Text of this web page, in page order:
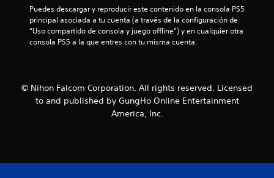
s
e
l
Puedes descargar y reproducir este contenido en la consola PS5
principal asociada a tu cuenta (a través de la configuración de
“Uso compartido de consola y juego offline”) y en cualquier otra
consola PS5 a la que entres con tu misma cuenta.
© Nihon Falcom Corporation. All rights reserved. Licensed
to and published by GungHo Online Entertainment
America, Inc.